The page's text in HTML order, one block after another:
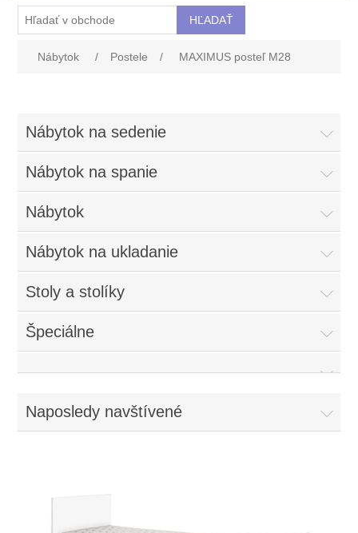
Nábytok / Postele / MAXIMUS posteľ M28
Nábytok na sedenie
Nábytok na spanie
Nábytok
Nábytok na ukladanie
Stoly a stolíky
Špeciálne
Naposledy navštívené